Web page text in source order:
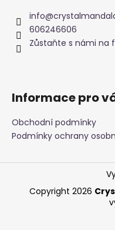
info@
606246606
Zůstaňte s námi na
Informace pro
Obchodní podmínky
Podmínky ochrany
Copyright 2026